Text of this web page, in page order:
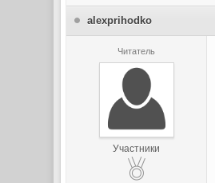
alexprihodko
Читатель
Участники